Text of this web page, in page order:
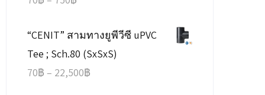
70฿
through
750฿
“CENIT” สามทางยูพีวีซี uPVC
Tee ; Sch.80 (SxSxS)
70฿ – 22,500฿